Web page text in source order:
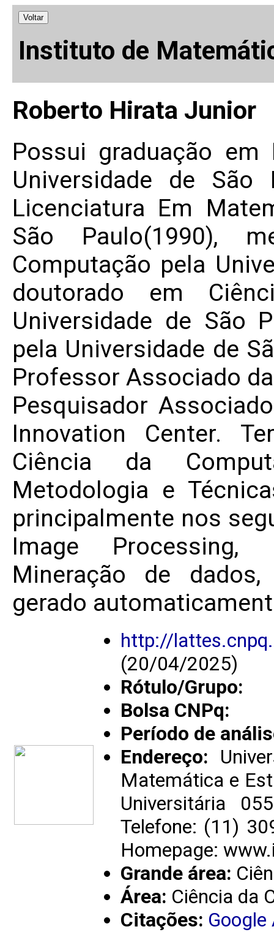
Voltar
Instituto de
Roberto Hirata Junior
Possui graduação em
Universidade de São
Licenciatura Em
São Paulo(1990),
Computação pela
doutorado em
Universidade de São
pela Universidade de
Professor Associado
Pesquisador
Innovation Center.
Ciência da
Metodologia e
principalmente nos
Image Processing,
Mineração de
gerado
http://
(20/04/2025)
Rótulo/Grupo:
Bolsa CNPq:
Período de
Endereço:
Matemática e
Universitária
Telefone: (11)
Homepage:
Grande área:
Área: Ciência da
Citações: